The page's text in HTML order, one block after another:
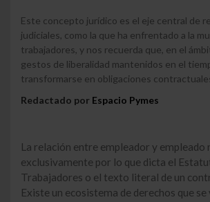
Este concepto jurídico es el eje central de
judiciales, como la que ha enfrentado a la
trabajadores, y nos recuerda que, en el
gestos de liberalidad mantenidos en el
transformarse en obligaciones
Redactado por Espacio Pymes
La relación entre empleador y empleado
exclusivamente por lo que dicta el
Trabajadores o el texto literal de un
Existe un ecosistema de derechos que